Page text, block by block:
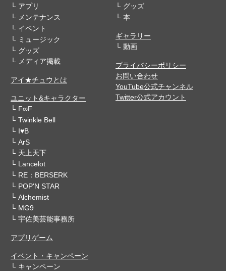
アプリ
メンテナンス
イベント
ミュージック
グッズ
メディア掲載
アイ★チュウとは
ユニット&キャラクター
F∞F
Twinkle Bell
I♥B
ArS
天上天下
Lancelot
RE：BERSERK
POP'N STAR
Alchemist
MG9
宇佐美芸能事務所
アプリゲーム
イベント・キャンペーン
キャンペーン
グッズ
本
ギャラリー
動画
プライバシーポリシー
お問い合わせ
YouTube公式チャンネル
Twitter公式アカウント